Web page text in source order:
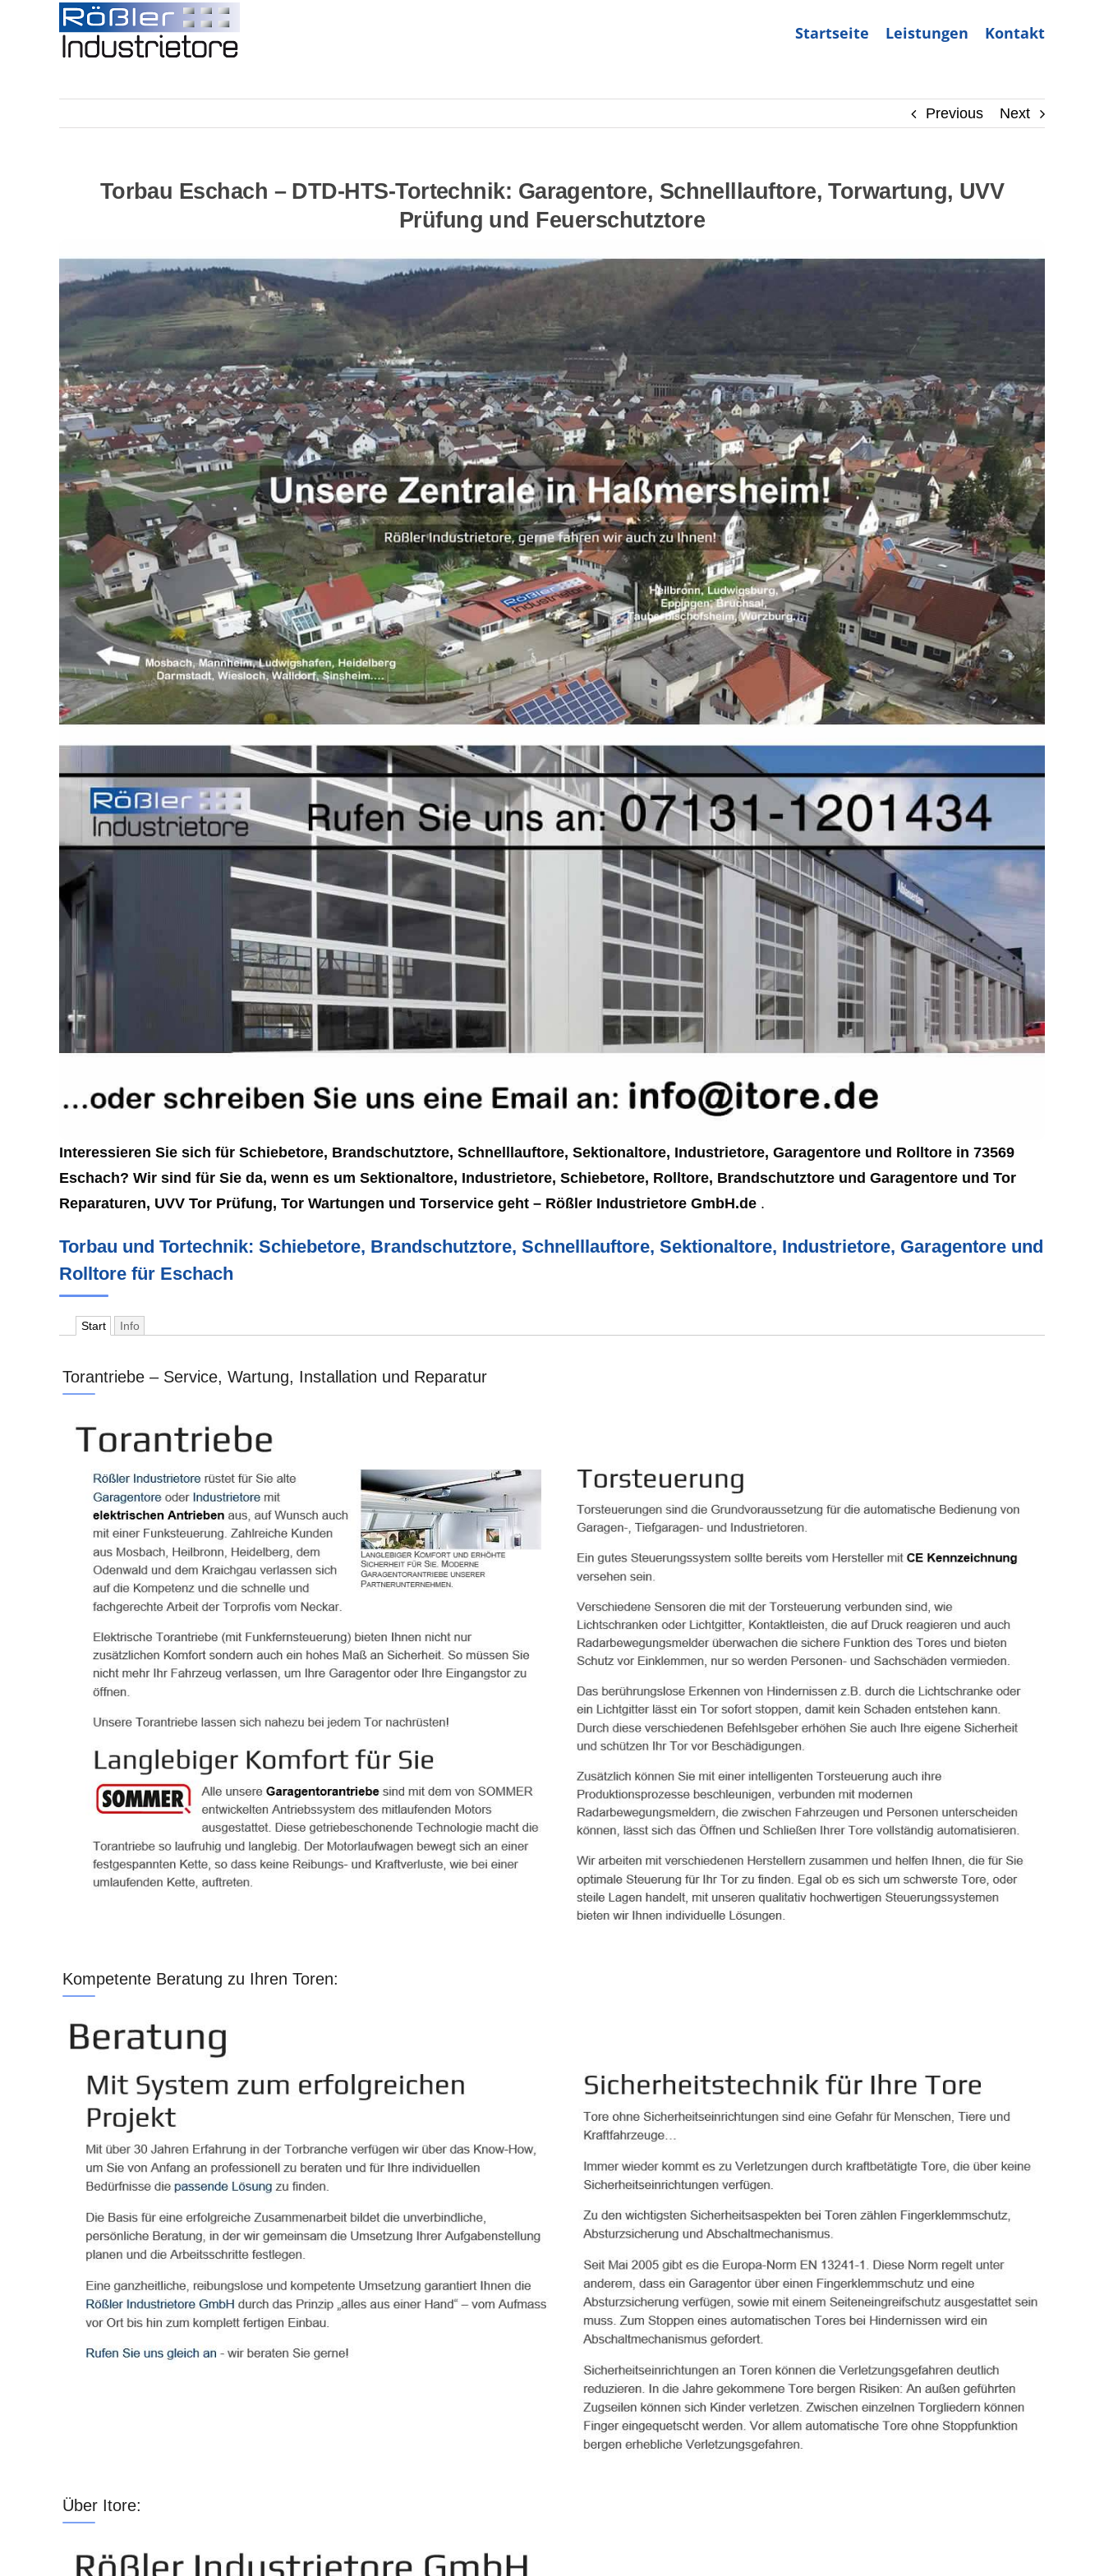
Startseite Leistungen Kontakt
Previous Next
Torbau Eschach – DTD-HTS-Tortechnik: Garagentore, Schnelllauftore, Torwartung, UVV
Prüfung und Feuerschutztore
Interessieren Sie sich für Schiebetore, Brandschutztore, Schnelllauftore, Sektionaltore, Industrietore, Garagentore und Rolltore in 73569
Eschach? Wir sind für Sie da, wenn es um Sektionaltore, Industrietore, Schiebetore, Rolltore, Brandschutztore und Garagentore und Tor
Reparaturen, UVV Tor Prüfung, Tor Wartungen und Torservice geht – Rößler Industrietore GmbH.de .
Torbau und Tortechnik: Schiebetore, Brandschutztore, Schnelllauftore, Sektionaltore, Industrietore, Garagentore und
Rolltore für Eschach
Start Info
Torantriebe – Service, Wartung, Installation und Reparatur
Kompetente Beratung zu Ihren Toren:
Über Itore: